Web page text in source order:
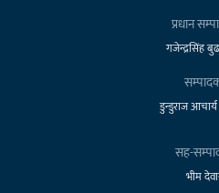
प्रधान
गजेन्द्रसिंह
डुन्डुराज
सह-
भीम